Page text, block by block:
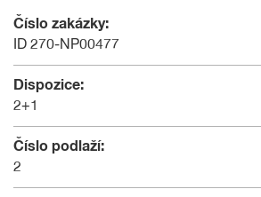
Číslo zakázky:
ID 270-NP00477
Dispozice:
2+1
Číslo podlaží:
2